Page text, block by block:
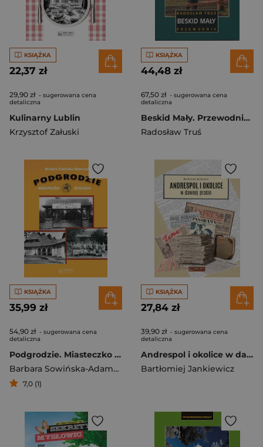
KSIĄŻKA
22,37 zł
29,90 zł - sugerowana cena
detaliczna
Kulinarny Lublin
Krzysztof Załuski
KSIĄŻKA
44,48 zł
67,50 zł - sugerowana cena
detaliczna
Beskid Mały. Przewodnik wyd. 4
Radosław Truś
KSIĄŻKA
35,99 zł
54,90 zł - sugerowana cena
detaliczna
Podgrodzie. Miasteczko dziecięce
Barbara Sowińska-Adamczyk
7,0 (1)
KSIĄŻKA
27,84 zł
39,90 zł - sugerowana cena
detaliczna
Andrespol i okolice w dawnej prasie
Bartłomiej Jankiewicz